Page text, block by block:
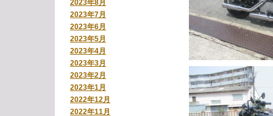
2023年8月
2023年7月
2023年6月
2023年5月
2023年4月
2023年3月
2023年2月
2023年1月
2022年12月
2022年11月